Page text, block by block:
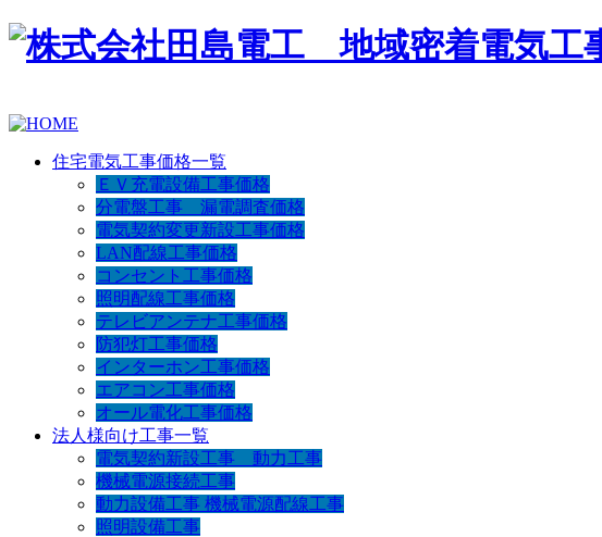
住宅電気工事価格一覧
ＥＶ充電設備工事価格
分電盤工事 漏電調査価格
電気契約変更新設工事価格
LAN配線工事価格
コンセント工事価格
照明配線工事価格
テレビアンテナ工事価格
防犯灯工事価格
インターホン工事価格
エアコン工事価格
オール電化工事価格
法人様向け工事一覧
電気契約新設工事 動力工事
機械電源接続工事
動力設備工事 機械電源配線工事
照明設備工事